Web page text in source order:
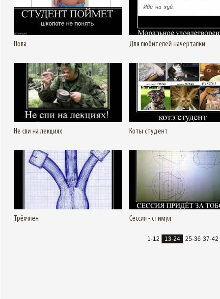
Увеличить
Попа Для любителей начерталки
Подробнее Увеличить
Не спи на лекциях
Подробнее
Коты студент
Подробнее Увеличить
Трёхчлен
Подробнее
Сессия - стимул
1-12 13-24 25-36 37-42